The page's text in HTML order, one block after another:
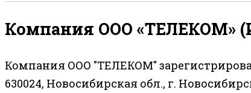
Компания ООО «ТЕЛЕКОМ»
Компания ООО "ТЕЛЕКОМ"
630024, Новосибирская обл., г.